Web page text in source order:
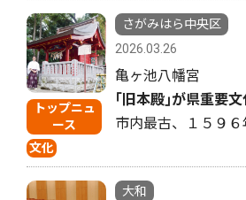
トップニュ
ース
文化
さがみはら中央区
2026.03.26
亀ヶ池八幡宮
｢旧本殿｣が県重要
市内最古、１５９
大和